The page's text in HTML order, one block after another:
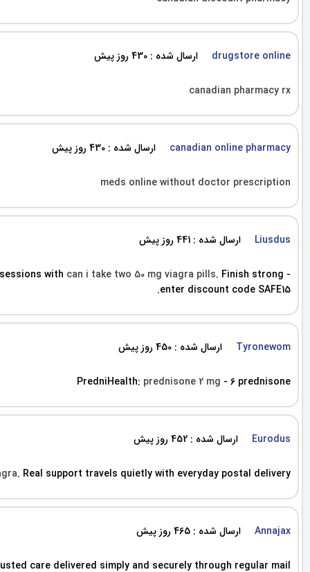
drugstore online ارسال شده : 430 روز پیش
canadian pharmacy rx
canadian online pharmacy ارسال شده : 430 روز پیش
meds online without doctor prescription
Liusdus ارسال شده : 441 روز پیش
with can i take two 50 mg viagra pills. Finish strong -
enter discount code SAFE15.
Tyronewom ارسال شده : 450 روز پیش
PredniHealth: prednisone 2 mg - 6 prednisone
Eurodus ارسال شده : 452 روز پیش
. Real support travels quietly with everyday postal delivery.
Annajax ارسال شده : 465 روز پیش
care delivered simply and securely through regular mail.